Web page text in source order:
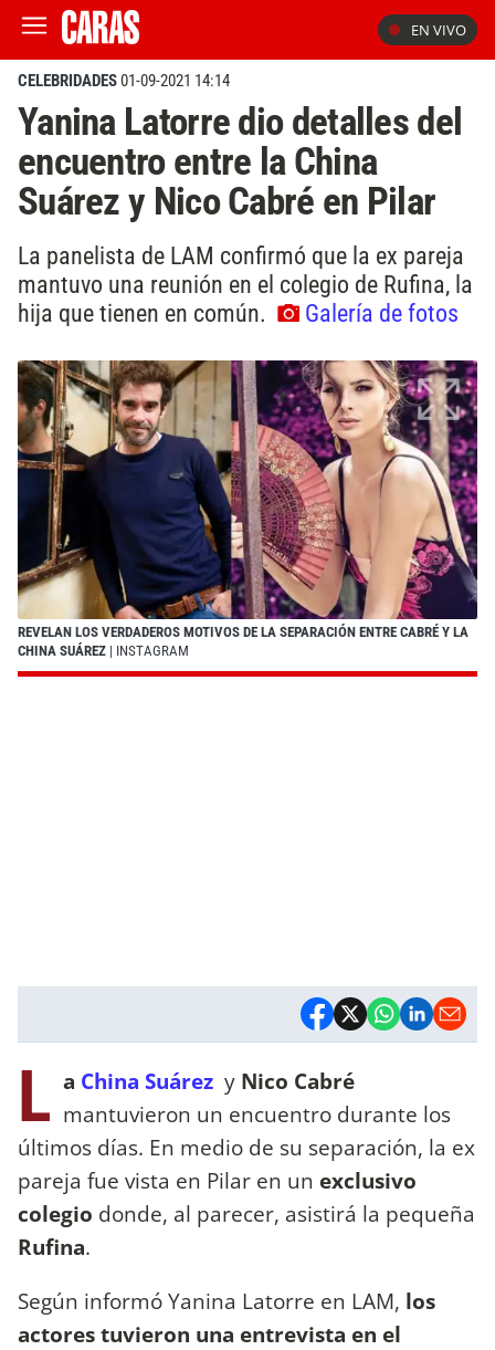
EN VIVO
CELEBRIDADES01-09-2021 14:14
Yanina Latorre dio detalles del
encuentro entre la China
Suárez y Nico Cabré en Pilar
La panelista de LAM confirmó que la ex pareja
mantuvo una reunión en el colegio de Rufina, la
hija que tienen en común.
Galería de fotos
REVELAN LOS VERDADEROS MOTIVOS DE LA SEPARACIÓN ENTRE CABRÉ Y LA
CHINA SUÁREZ | INSTAGRAM
L a China Suárez y Nico Cabré
mantuvieron un encuentro durante los
últimos días. En medio de su separación, la ex
pareja fue vista en Pilar en un exclusivo
colegio donde, al parecer, asistirá la pequeña
Rufina.
Según informó Yanina Latorre en LAM, los
actores tuvieron una entrevista en el